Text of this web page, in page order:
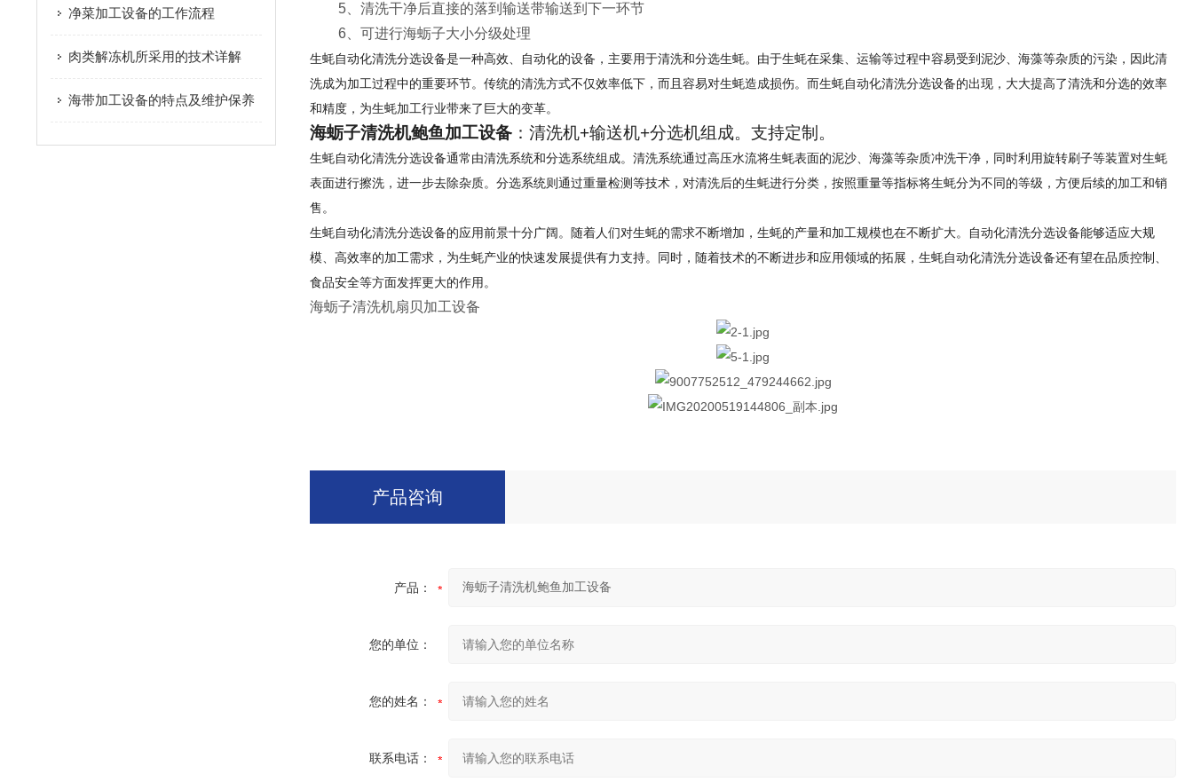
净菜加工设备的工作流程
肉类解冻机所采用的技术详解
海带加工设备的特点及维护保养
5、清洗干净后直接的落到输送带输送到下一环节
6、可进行海蛎子大小分级处理
生蚝自动化清洗分选设备是一种高效、自动化的设备，主要用于清洗和分选生蚝。由于生蚝在采集、运输等过程中容易受到泥沙、海藻等杂质的污染，因此清
洗成为加工过程中的重要环节。传统的清洗方式不仅效率低下，而且容易对生蚝造成损伤。而生蚝自动化清洗分选设备的出现，大大提高了清洗和分选的效率
和精度，为生蚝加工行业带来了巨大的变革。
海蛎子清洗机鲍鱼加工设备 ：清洗机+输送机+分选机组成。支持定制。
生蚝自动化清洗分选设备通常由清洗系统和分选系统组成。清洗系统通过高压水流将生蚝表面的泥沙、海藻等杂质冲洗干净，同时利用旋转刷子等装置对生蚝
表面进行擦洗，进一步去除杂质。分选系统则通过重量检测等技术，对清洗后的生蚝进行分类，按照重量等指标将生蚝分为不同的等级，方便后续的加工和销
售。
生蚝自动化清洗分选设备的应用前景十分广阔。随着人们对生蚝的需求不断增加，生蚝的产量和加工规模也在不断扩大。自动化清洗分选设备能够适应大规
模、高效率的加工需求，为生蚝产业的快速发展提供有力支持。同时，随着技术的不断进步和应用领域的拓展，生蚝自动化清洗分选设备还有望在品质控制、
食品安全等方面发挥更大的作用。
海蛎子清洗机扇贝加工设备
产品咨询
产品：
您的单位：
您的姓名：
联系电话：